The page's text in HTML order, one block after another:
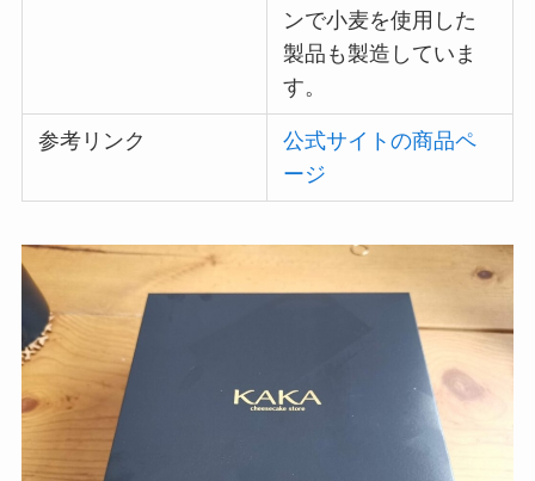
ンで小麦を使用した
製品も製造していま
す。
参考リンク
公式サイトの商品ペ
ージ